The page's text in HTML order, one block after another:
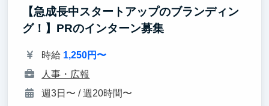
【急成長中スタートアップのブランディン
グ！】PRのインターン募集
時給 1,250円〜
人事・広報
週3日〜 / 週20時間〜